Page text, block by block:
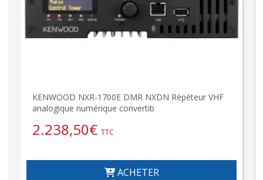
KENWOOD NXR-1700E DMR NXDN Répéteur VHF
analogique numérique convertib
2.238,50€ TTC
ACHETER